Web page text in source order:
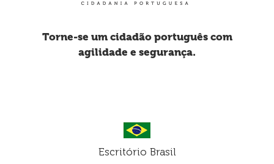
Escritório Brasil
Torne-se um cidadão português com
agilidade e segurança.